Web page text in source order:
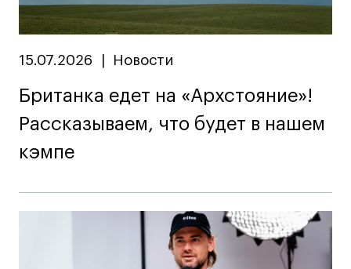
© 2026 БВШД
15.07.2026 Новости
Британка едет на «Архстояние»!
Рассказываем, что будет в нашем
кэмпе